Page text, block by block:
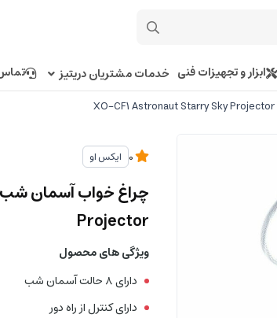
ابزار و تجهیزات فنی خدمات مشتریان دریتیز
ایکس او
Projector
ویژگی های محصول
دارای 8 حالت آسمان شب
دارای کنترل از راه دور